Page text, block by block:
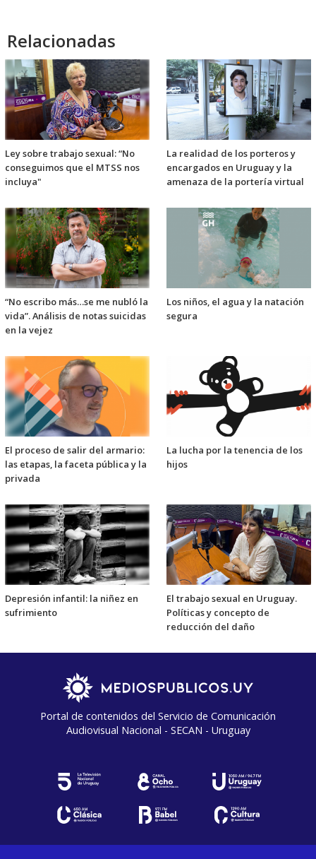
Relacionadas
Ley sobre trabajo sexual: “No
conseguimos que el MTSS nos
incluya"
La realidad de los porteros y
encargados en Uruguay y la
amenaza de la portería virtual
“No escribo más…se me nubló la
vida”. Análisis de notas suicidas
en la vejez
Los niños, el agua y la natación
segura
El proceso de salir del armario:
las etapas, la faceta pública y la
privada
La lucha por la tenencia de los
hijos
Depresión infantil: la niñez en
sufrimiento
El trabajo sexual en Uruguay.
Políticas y concepto de
reducción del daño
Portal de contenidos del Servicio de Comunicación
Audiovisual Nacional - SECAN - Uruguay